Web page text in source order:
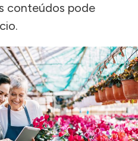
conteúdos pode